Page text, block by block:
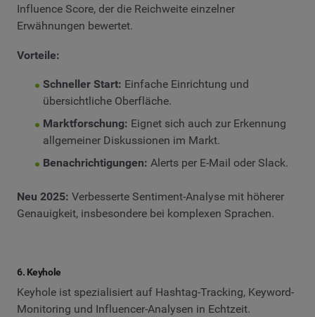
Influence Score, der die Reichweite einzelner
Erwähnungen bewertet.
Vorteile:
Schneller Start: Einfache Einrichtung und
übersichtliche Oberfläche.
Marktforschung: Eignet sich auch zur Erkennung
allgemeiner Diskussionen im Markt.
Benachrichtigungen: Alerts per E-Mail oder Slack.
Neu 2025: Verbesserte Sentiment-Analyse mit höherer
Genauigkeit, insbesondere bei komplexen Sprachen.
6. Keyhole
Keyhole ist spezialisiert auf Hashtag-Tracking, Keyword-
Monitoring und Influencer-Analysen in Echtzeit.